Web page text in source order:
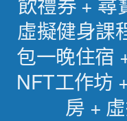
虛擬健身課
包一晚住宿
NFT工作坊
房 +